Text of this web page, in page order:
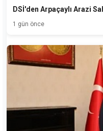
DSİ'den Arpaçaylı Arazi
1 gün önce